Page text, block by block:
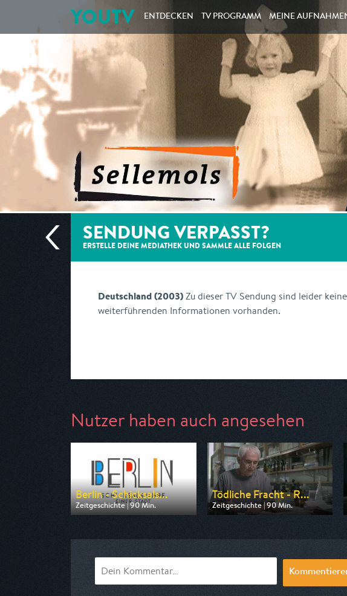
YOUTV ENTDECKEN TV PROGRAMM MEINE
SENDUNG VERPASST?
ERSTELLE DEINE MEDIATHEK UND SAMMLE ALLE FOLGEN
Deutschland (2003)Zu dieser TV Sendung sind leider keine
weiterführenden Informationen vorhanden.
Nutzer haben auch angesehen
Berlin - Schicksals...
Zeitgeschichte | 90 Min.
Ausgestrahlt von rbb
Tödliche Fracht - R...
Zeitgeschichte | 90 Min.
Ausgestrahlt von ZDF info